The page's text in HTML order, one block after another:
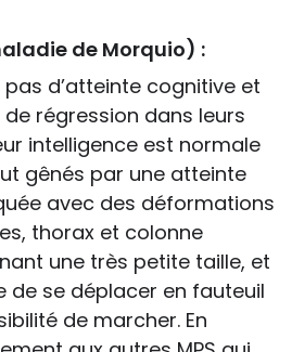
de Morquio) :
d’atteinte cognitive et
régression dans leurs
intelligence est normale
gênés par une atteinte
avec des déformations
thorax et colonne
une très petite taille, et
de se déplacer en fauteuil
de marcher. En